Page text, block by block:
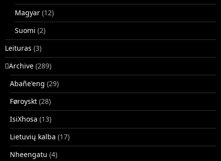
Magyar (12)
Suomi (2)
Leituras (3)
􏿽Archive (289)
Abañe'eng (29)
Føroyskt (28)
IsiXhosa (13)
Lietuvių kalba (17)
Nheengatu (4)